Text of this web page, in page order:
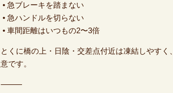
• 急ブレーキを踏まない
• 急ハンドルを切らない
• 車間距離はいつもの2〜3倍
とくに橋の上・日陰・交差点付近は凍結しやす
意です。
⸻